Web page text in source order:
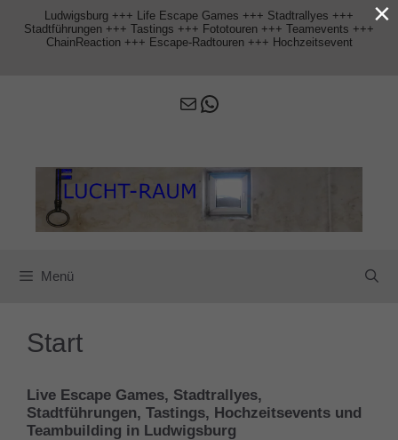
Inhalt
springen
Ludwigsburg +++ Life Escape Games +++ Stadtrallyes +++
Stadtführungen +++ Tastings +++ Fototouren +++ Teamevents +++
ChainReaction +++ Escape-Radtouren +++ Hochzeitsevent
E-MailWhatsApp
Menü
Start
Live Escape Games, Stadtrallyes,
Stadtführungen, Tastings, Hochzeitsevents und
Teambuilding in Ludwigsburg
×